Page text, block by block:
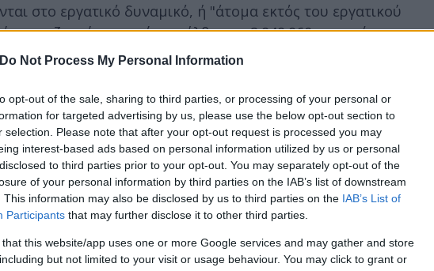
Do Not Process My Personal Information
opt-out of the sale, sharing to third parties, or processing of your personal or
for targeted advertising by us, please use the below opt-out section to
selection. Please note that after your opt-out request is processed you may
interest-based ads based on personal information utilized by us or personal
to third parties prior to your opt-out. You may separately opt-out of the
of your personal information by third parties on the IAB’s list of downstream
This information may also be disclosed by us to third parties on the IAB’s List of
Participants that may further disclose it to other third parties.
that this website/app uses one or more Google services and may gather and store
but not limited to your visit or usage behaviour. You may click to grant or
στο εργατικό δυναμικό, ή "άτομα εκτός του εργατικού
αναζητούν εργασία, ανήλθαν σε 2.949.960, σημειώνοντας
2025 (-1,9%) και αύξηση κατά 52.020 άτομα σε σχέση με τον
Flash.grστην αναζήτηση τηςGoogle